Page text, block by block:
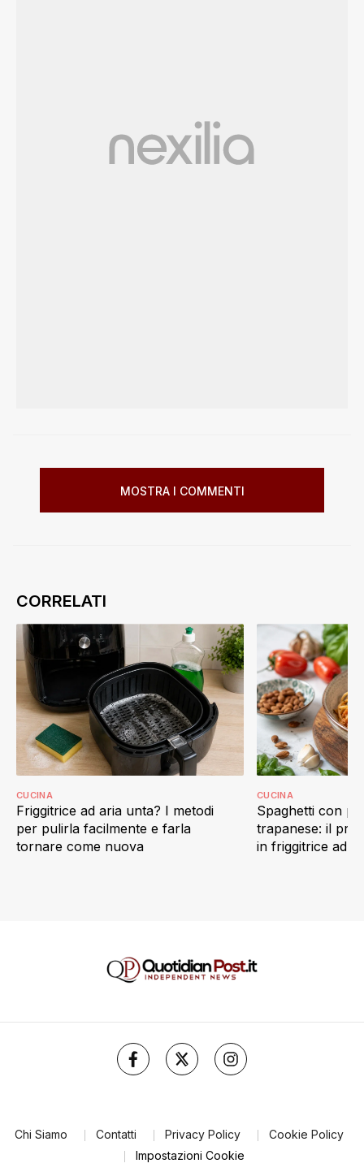
MOSTRA I COMMENTI
Friggitrice ad aria unta? I metodi
per pulirla facilmente e farla
tornare come nuova
CUCINA
Spaghetti con
trapanese: il
in friggitrice ad
CUCINA
Chi Siamo Contatti Privacy Policy
Cookie Policy
Impostazioni Cookie